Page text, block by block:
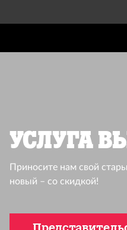
Услуга
Приносите нам свой
новый – со скидкой!